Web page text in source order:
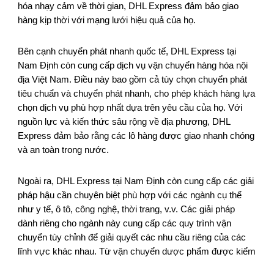
hóa nhạy cảm về thời gian, DHL Express đảm bảo giao
hàng kịp thời với mạng lưới hiệu quả của họ.
Bên cạnh chuyển phát nhanh quốc tế, DHL Express tại
Nam Định còn cung cấp dịch vụ vận chuyển hàng hóa nội
địa Việt Nam. Điều này bao gồm cả tùy chọn chuyển phát
tiêu chuẩn và chuyển phát nhanh, cho phép khách hàng lựa
chọn dịch vụ phù hợp nhất dựa trên yêu cầu của họ. Với
nguồn lực và kiến thức sâu rộng về địa phương, DHL
Express đảm bảo rằng các lô hàng được giao nhanh chóng
và an toàn trong nước.
Ngoài ra, DHL Express tại Nam Định còn cung cấp các giải
pháp hậu cần chuyên biệt phù hợp với các ngành cụ thể
như y tế, ô tô, công nghệ, thời trang, v.v. Các giải pháp
dành riêng cho ngành này cung cấp các quy trình vận
chuyển tùy chỉnh để giải quyết các nhu cầu riêng của các
lĩnh vực khác nhau. Từ vận chuyển dược phẩm được kiểm